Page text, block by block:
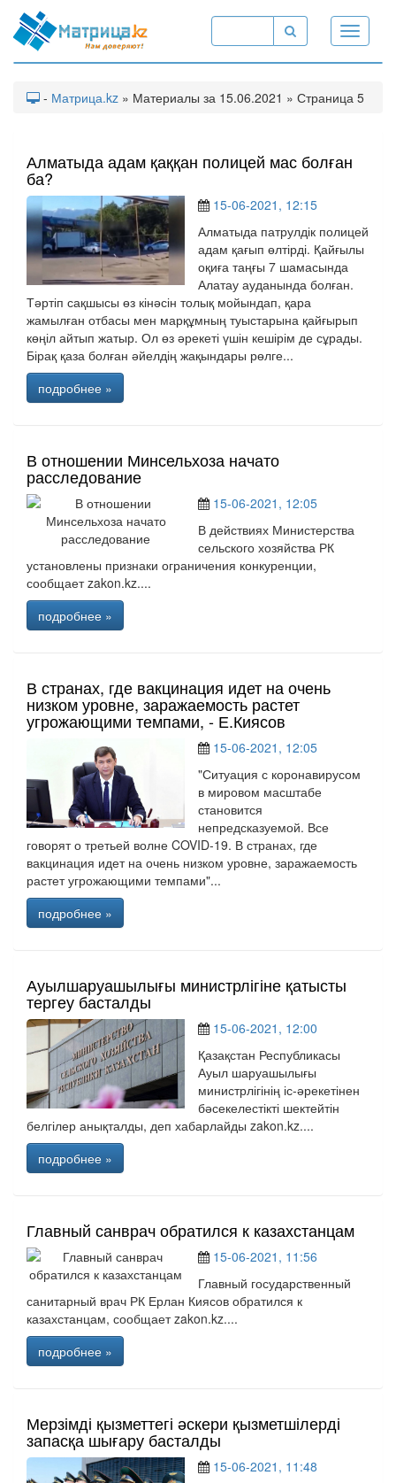
Toggle
- Матрица.kz » Материалы за 15.06.2021 » Страница 5
Алматыда адам қаққан полицей мас болған
ба?
15-06-2021, 12:15
Алматыда патрулдік полицей
адам қағып өлтірді. Қайғылы
оқиға таңғы 7 шамасында
Алатау ауданында болған.
Тәртіп сақшысы өз кінәсін толық мойындап, қара
жамылған отбасы мен марқұмның туыстарына қайғырып
көңіл айтып жатыр. Ол өз әрекеті үшін кешірім де сұрады.
Бірақ қаза болған әйелдің жақындары рөлге...
подробнее »
В отношении Минсельхоза начато
расследование
15-06-2021, 12:05
В действиях Министерства
сельского хозяйства РК
установлены признаки ограничения конкуренции,
сообщает zakon.kz....
подробнее »
В странах, где вакцинация идет на очень
низком уровне, заражаемость растет
угрожающими темпами, - Е.Киясов
15-06-2021, 12:05
"Ситуация с коронавирусом
в мировом масштабе
становится
непредсказуемой. Все
говорят о третьей волне COVID-19. В странах, где
вакцинация идет на очень низком уровне, заражаемость
растет угрожающими темпами"...
подробнее »
Ауылшаруашылығы министрлігіне қатысты
тергеу басталды
15-06-2021, 12:00
Қазақстан Республикасы
Ауыл шаруашылығы
министрлігінің іс-әрекетінен
бәсекелестікті шектейтін
белгілер анықталды, деп хабарлайды zakon.kz....
подробнее »
Главный санврач обратился к казахстанцам
15-06-2021, 11:56
Главный государственный
санитарный врач РК Ерлан Киясов обратился к
казахстанцам, сообщает zakon.kz....
подробнее »
Мерзімді қызметтегі әскери қызметшілерді
запасқа шығару басталды
15-06-2021, 11:48